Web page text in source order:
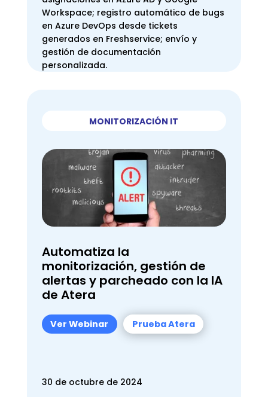
Workspace; registro automático de bugs
en Azure DevOps desde tickets
generados en Freshservice; envío y
gestión de documentación
personalizada.
MONITORIZACIÓN IT
Automatiza la
monitorización, gestión de
alertas y parcheado con la IA
de Atera
Ver Webinar Prueba Atera
30 de octubre de 2024